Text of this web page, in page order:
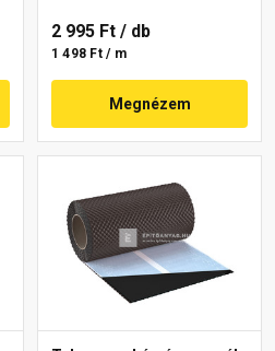
2 995 Ft / db
1 498 Ft / m
Megnézem